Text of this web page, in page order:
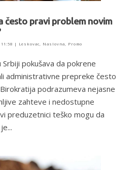
često pravi problem novim
| Leskovac Naslovna Promo
pokušava da pokrene
administrativne prepreke često
podrazumeva nejasne
zahteve i nedostupne
preduzetnici teško mogu da